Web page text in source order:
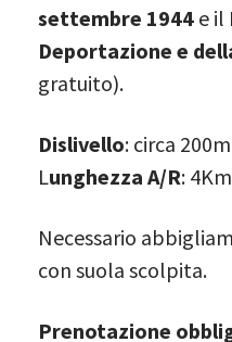
settembre 1944 e il
Deportazione e
gratuito).
Dislivello: circa 200m
Lunghezza A/R:
Necessario
con suola scolpita.
Prenotazione